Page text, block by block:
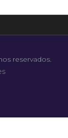
reservados.